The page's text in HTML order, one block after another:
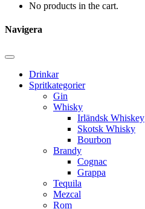
No products in the cart.
Navigera
Drinkar
Spritkategorier
Gin
Whisky
Irländsk Whiskey
Skotsk Whisky
Bourbon
Brandy
Cognac
Grappa
Tequila
Mezcal
Rom